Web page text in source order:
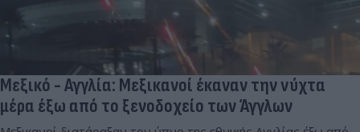
Μεξικό - Αγγλία: Μεξικανοί έκαναν την νύχτα
μέρα έξω από το ξενοδοχείο των Άγγλων